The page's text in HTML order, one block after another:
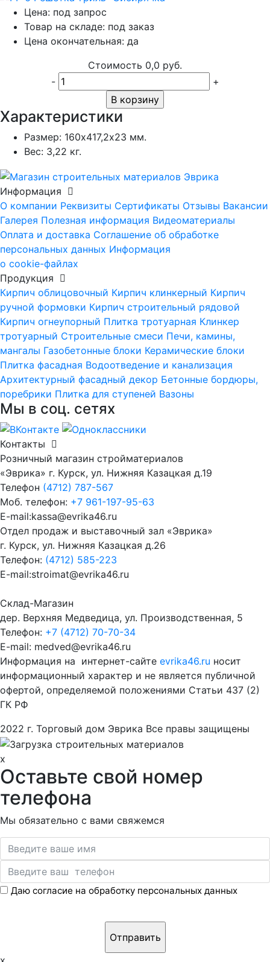
Цена: под запрос
Товар на складе: под заказ
Цена окончательная: да
Стоимость 0,0 руб.
-
+
В корзину
Характеристики
Размер: 160х417,2х23 мм.
Вес: 3,22 кг.
Информация
О компании Реквизиты Сертификаты Отзывы Вакансии
Галерея Полезная информация Видеоматериалы
Оплата и доставка Соглашение об обработке
персональных данных Информация
о cookie-файлах
Продукция
Кирпич облицовочный Кирпич клинкерный Кирпич
ручной формовки Кирпич строительный рядовой
Кирпич огнеупорный Плитка тротуарная Клинкер
тротуарный Строительные смеси Печи, камины,
мангалы Газобетонные блоки Керамические блоки
Плитка фасадная Водоотведение и канализация
Архитектурный фасадный декор Бетонные бордюры,
поребрики Плитка для ступеней Вазоны
Мы в соц. сетях
Контакты
Розничный магазин стройматериалов
«Эврика» г. Курск, ул. Нижняя Казацкая д.19
Телефон (4712) 787-567
Моб. телефон: +7 961-197-95-63
E-mail:kassa@evrika46.ru
Отдел продаж и выставочный зал «Эврика»
г. Курск, ул. Нижняя Казацкая д.26
Телефон: (4712) 585-223
E-mail:stroimat@evrika46.ru
Склад-Магазин
дер. Верхняя Медведица, ул. Производственная, 5
Телефон: +7 (4712) 70-70-34
E-mail: medved@evrika46.ru
Информация на интернет-сайте evrika46.ru носит
информационный характер и не является публичной
офертой, определяемой положениями Статьи 437 (2)
ГК РФ
2022 г. Торговый дом Эврика Все правы защищены
x
Оставьте свой номер
телефона
Мы обязательно с вами свяжемся
Даю согласие на обработку персональных данных